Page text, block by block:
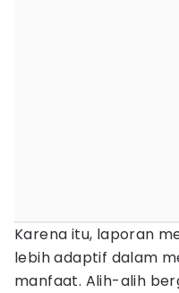
Karena itu, laporan
lebih adaptif dalam
manfaat. Alih-alih